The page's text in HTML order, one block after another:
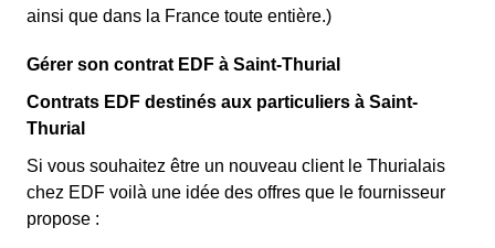
ainsi que dans la France toute entière.)
Gérer son contrat EDF à Saint-Thurial
Contrats EDF destinés aux particuliers à Saint-
Thurial
Si vous souhaitez être un nouveau client le Thurialais
chez EDF voilà une idée des offres que le fournisseur
propose :